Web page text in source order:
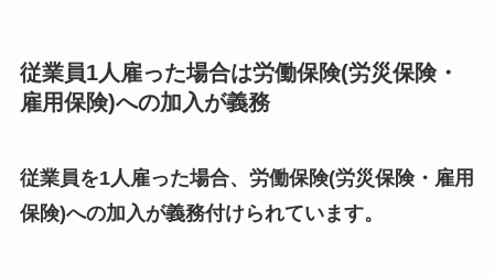
従業員1人雇った場合は労働保険(労災保険・
雇用保険)への加入が義務
従業員を1人雇った場合、労働保険(労災保険・雇用
保険)への加入が義務付けられています。